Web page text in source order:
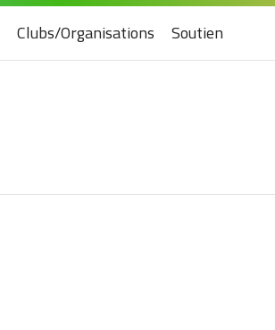
Clubs/Organisations Soutien